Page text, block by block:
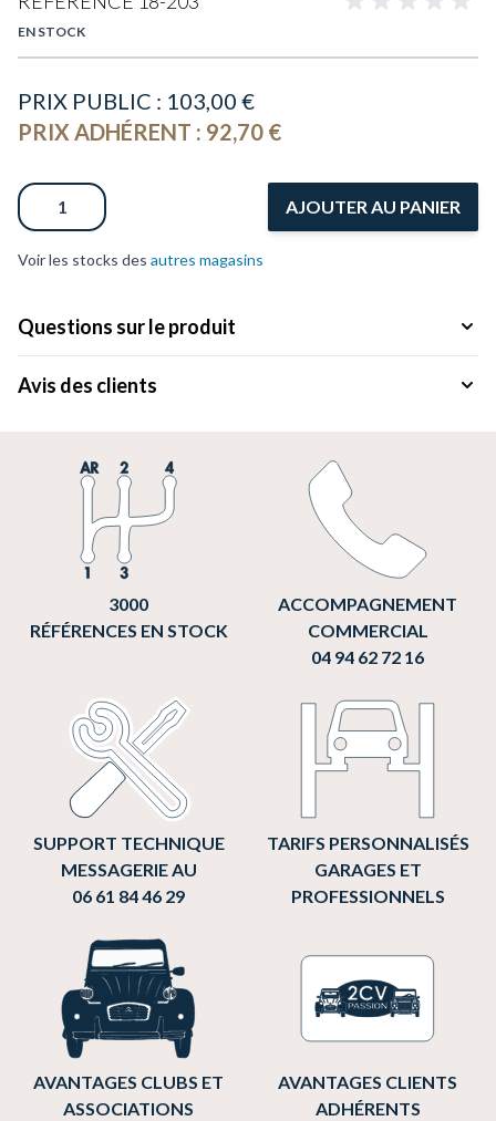
EN STOCK
PRIX PUBLIC : 103,00 €
PRIX ADHÉRENT : 92,70 €
Quantité
AJOUTER AU PANIER
Voir les stocks des autres magasins
Questions sur le produit
Avis des clients
3000
RÉFÉRENCES EN STOCK
ACCOMPAGNEMENT
COMMERCIAL
04 94 62 72 16
SUPPORT TECHNIQUE
MESSAGERIE AU
06 61 84 46 29
TARIFS PERSONNALISÉS
GARAGES ET
PROFESSIONNELS
AVANTAGES CLUBS ET
ASSOCIATIONS
AVANTAGES CLIENTS
ADHÉRENTS